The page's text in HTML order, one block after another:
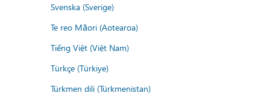
Svenska (Sverige)
Te reo Māori (Aotearoa)
Tiếng Việt (Việt Nam)
Türkçe (Türkiye)
Türkmen dili (Türkmenistan)